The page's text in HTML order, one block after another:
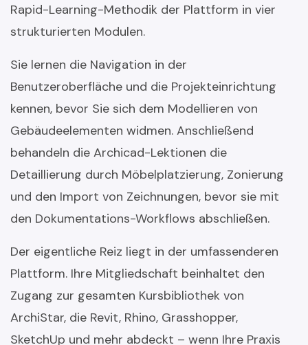
Rapid-Learning-Methodik der Plattform in vier
strukturierten Modulen.
Sie lernen die Navigation in der
Benutzeroberfläche und die Projekteinrichtung
kennen, bevor Sie sich dem Modellieren von
Gebäudeelementen widmen. Anschließend
behandeln die Archicad-Lektionen die
Detaillierung durch Möbelplatzierung, Zonierung
und den Import von Zeichnungen, bevor sie mit
den Dokumentations-Workflows abschließen.
Der eigentliche Reiz liegt in der umfassenderen
Plattform. Ihre Mitgliedschaft beinhaltet den
Zugang zur gesamten Kursbibliothek von
ArchiStar, die Revit, Rhino, Grasshopper,
SketchUp und mehr abdeckt – wenn Ihre Praxis